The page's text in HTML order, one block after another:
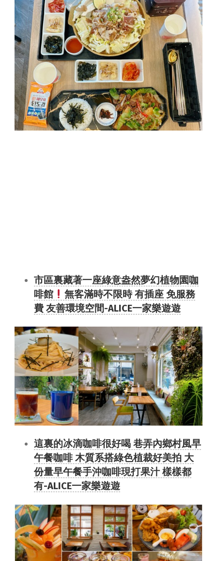
市區裏藏著一座綠意盎然夢幻植物園咖
啡館
無客滿時不限時 有插座 免服務
費 友善環境空間-ALICE一家樂遊遊
這裏的冰滴咖啡很好喝 巷弄內鄉村風早
午餐咖啡 木質系搭綠色植裁好美拍 大
份量早午餐手沖咖啡現打果汁 樣樣都
有-ALICE一家樂遊遊